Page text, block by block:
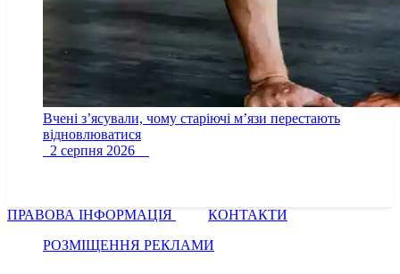
Вчені з’ясували, чому старіючі м’язи перестають
відновлюватися
2 серпня 2026
ПРАВОВА ІНФОРМАЦІЯ
КОНТАКТИ
РОЗМІЩЕННЯ РЕКЛАМИ